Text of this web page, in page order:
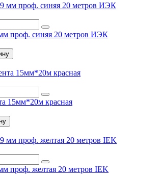
проф. синяя 20 метров ИЭК
15мм*20м красная
проф. желтая 20 метров IEK